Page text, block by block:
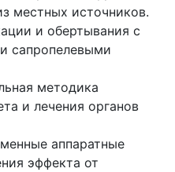
местных источников.
и обертывания с
сапропелевыми
методика
и лечения органов
аппаратные
эффекта от